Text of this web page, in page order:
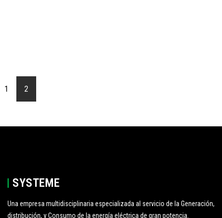
1 2
SYSTEME
Una empresa multidisciplinaria especializada al servicio de la Generación,
distribución, y Consumo de la energía eléctrica de gran potencia.